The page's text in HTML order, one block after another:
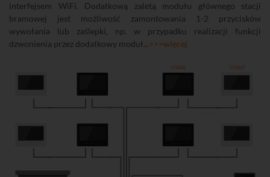
interfejsem WiFi. Dodatkową zaletą modułu głównego stacji
bramowej jest możliwość zamontowania 1-2 przycisków
wywołania lub zaślepki, np. w przypadku realizacji funkcji
dzwonienia przez dodatkowy moduł...>>>więcej
G74026 G74027